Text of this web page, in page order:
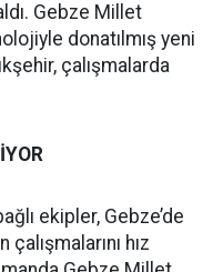
Gebze Millet
donatılmış yeni
çalışmalarda
ekipler, Gebze’de
hız